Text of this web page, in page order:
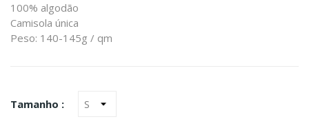
100% algodão
Camisola única
Peso: 140-145g / qm
Tamanho :